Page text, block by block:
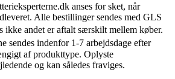
anses for sket, når
Alle bestillinger sendes med GLS
ikke andet er aftalt særskilt mellem køber.
sendes indenfor 1-7 arbejdsdage efter
af produkttype. Oplyste
og kan således fraviges.